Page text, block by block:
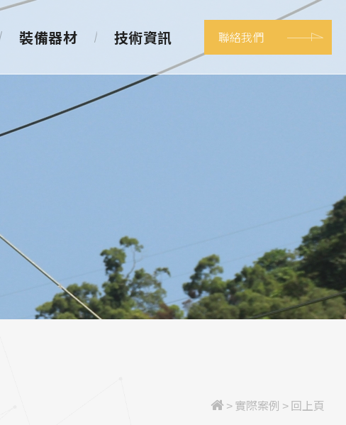
裝備器材 技術資訊 聯絡我們
> 實際案例 > 回上頁